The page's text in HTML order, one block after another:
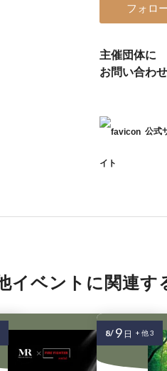
フォロ
主催団体に
お問い合わせ
公式
イト
イベントに関連す
8/ 9 日 + 他 3